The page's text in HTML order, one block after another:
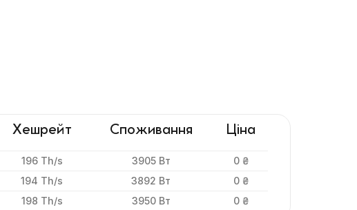
Хешрейт Споживання Ціна
196 Th/s 3905 Вт
0 ₴
194 Th/s 3892 Вт
0 ₴
198 Th/s 3950 Вт 0 ₴